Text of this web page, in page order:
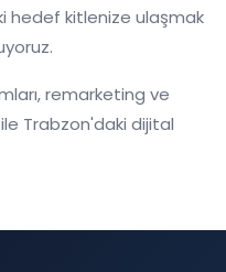
hedef kitlenize ulaşmak
remarketing ve
Trabzon'daki dijital